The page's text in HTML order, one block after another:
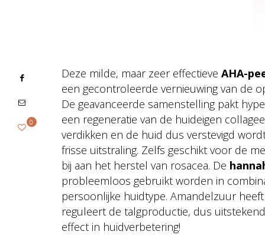
Deze milde, maar zeer effectieve AHA-
een gecontroleerde vernieuwing van de
De geavanceerde samenstelling pakt
een regeneratie van de huideigen
verdikken en de huid dus verstevigd
frisse uitstraling. Zelfs geschikt voor de
bij aan het herstel van rosacea. De
probleemloos gebruikt worden in
persoonlijke huidtype. Amandelzuur
reguleert de talgproductie, dus
effect in huidverbetering!
0